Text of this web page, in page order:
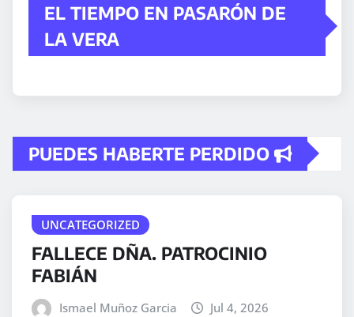
EL TIEMPO EN PASARÓN DE
LA VERA
PUEDES HABERTE PERDIDO
UNCATEGORIZED
FALLECE DÑA. PATROCINIO
FABIÁN
Ismael Muñoz Garcia Jul 4, 2026